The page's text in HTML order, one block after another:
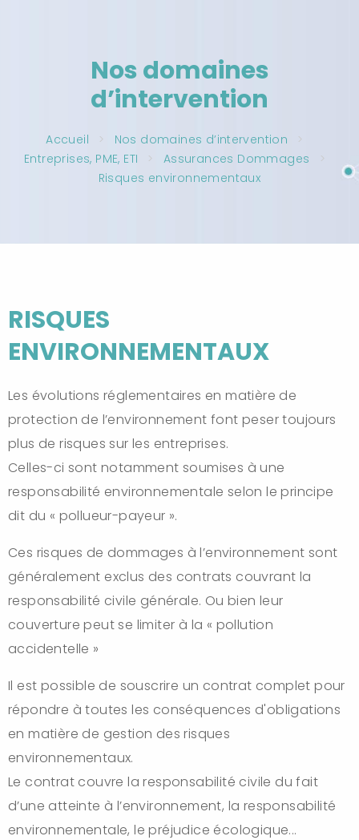
Nos domaines
d’intervention
Accueil
Nos domaines d’intervention
Entreprises, PME, ETI
Assurances Dommages
Risques environnementaux
RISQUES
ENVIRONNEMENTAUX
Les évolutions réglementaires en matière de
protection de l’environnement font peser toujours
plus de risques sur les entreprises.
Celles-ci sont notamment soumises à une
responsabilité environnementale selon le principe
dit du « pollueur-payeur ».
Ces risques de dommages à l’environnement sont
généralement exclus des contrats couvrant la
responsabilité civile générale. Ou bien leur
couverture peut se limiter à la « pollution
accidentelle »
Il est possible de souscrire un contrat complet pour
répondre à toutes les conséquences d'obligations
en matière de gestion des risques
environnementaux.
Le contrat couvre la responsabilité civile du fait
d’une atteinte à l’environnement, la responsabilité
environnementale, le préjudice écologique...